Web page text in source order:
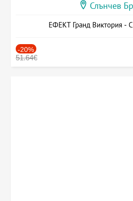
Слънчев
ЕФЕКТ Гранд Виктория -
-20%
51.64€